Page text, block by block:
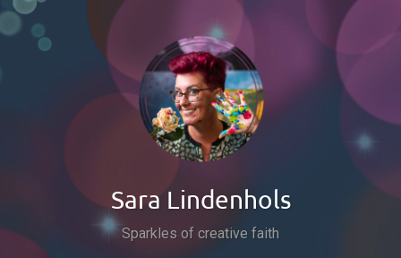
Naar
inhoud
Zoeken
Sara Lindenhols
Sparkles of creative faith